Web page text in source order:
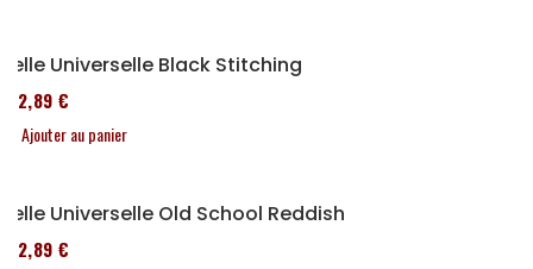
Selle Universelle Black Stitching
152,89 €
Ajouter au panier
Selle Universelle Old School Reddish
152,89 €